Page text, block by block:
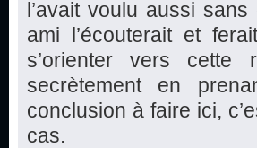
l’avait voulu aussi
ami l’écouterait et
s’orienter vers
secrètement en
conclusion à faire ici,
cas.